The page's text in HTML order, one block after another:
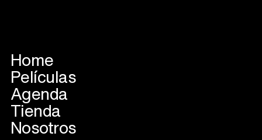
Home
Películas
Agenda
Tienda
Nosotros